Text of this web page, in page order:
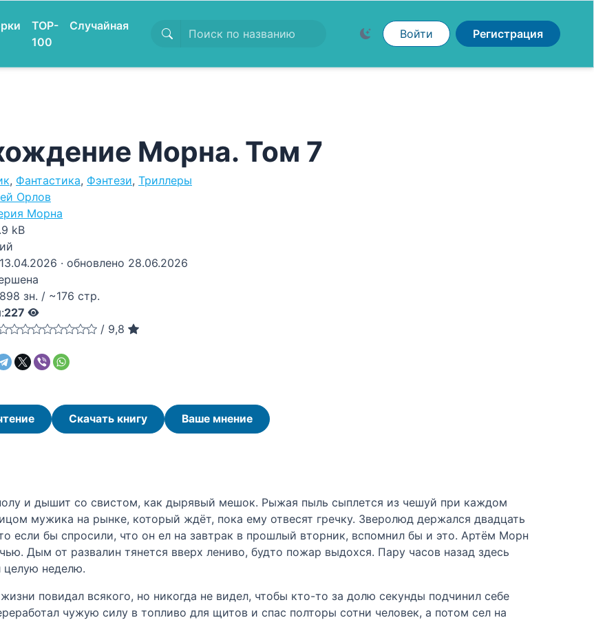
TOP-
100
Случайная
Войти Регистрация
Морна. Том 7
, Фантастика, Фэнтези, Триллеры
Орлов
Морна
kB
13.04.2026 · обновлено 28.06.2026
зн. / ~176 стр.
227
/ 9,8
Скачать книгу Ваше мнение
и дышит со свистом, как дырявый мешок. Рыжая пыль сыплется из чешуй при каждом
мужика на рынке, который ждёт, пока ему отвесят гречку. Зверолюд держался двадцать
если бы спросили, что он ел на завтрак в прошлый вторник, вспомнил бы и это. Артём Морн
Дым от развалин тянется вверх лениво, будто пожар выдохся. Пару часов назад здесь
целую неделю.
повидал всякого, но никогда не видел, чтобы кто-то за долю секунды подчинил себе
чужую силу в топливо для щитов и спас полторы сотни человек, а потом сел на